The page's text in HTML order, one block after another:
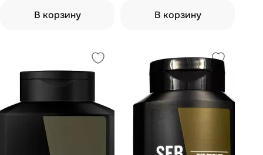
В корзину
В корзину